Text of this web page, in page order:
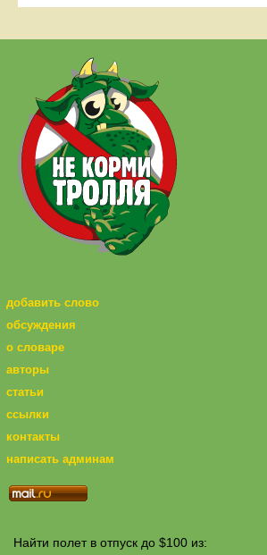
добавить слово
обсуждения
о словаре
авторы
статьи
ссылки
контакты
написать админам
Найти полет в отпуск до $100 из: